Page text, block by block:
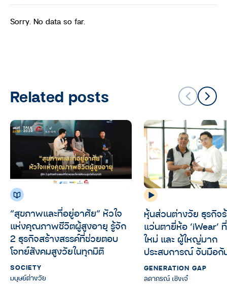
Sorry. No data so far.
Related posts
“สุขภาพและที่อยู่อาศัย” หัวใจ
แห่งคุณภาพชีวิตผู้สูงอายุ รู้จัก
2 ธุรกิจสร้างสรรค์ที่ช่วยตอบ
โจทย์สังคมสูงวัยในทุกมิติ
SOCIETY
มนุษย์ต่างวัย
หุ้นส่วนต่างวัย ธุรกิจ
แว่นตายี่ห้อ ‘iWear’
ใหม่ และ ผู้ใหญ่มาก
ประสบการณ์ จับมือกั
GENERATION GAP
ลดาภรณ์ เซิงเจ๋